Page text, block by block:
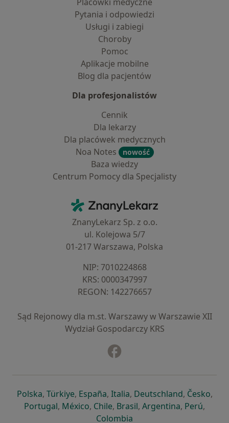
Pytania i odpowiedzi
Usługi i zabiegi
Choroby
Pomoc
Aplikacje mobilne
Blog dla pacjentów
Dla profesjonalistów
Cennik
Dla lekarzy
Dla placówek medycznych
Noa Notes
nowość
Baza wiedzy
Centrum Pomocy dla Specjalisty
ZnanyLekarz - Strona główna
ZnanyLekarz Sp. z o.o.
ul. Kolejowa 5/7
01-217 Warszawa, Polska
NIP: ⁠7010224868
KRS: ⁠0000347997
REGON: ⁠142276657
Sąd Rejonowy dla m.st. Warszawy w Warszawie XII
Wydział Gospodarczy KRS
Polskaotwiera się w nowej karcie
, Türkiyeotwiera się w nowej karcie
, Españaotwiera się w nowej karcie
, Italiaotwiera się w nowej
, Deutschlandotwiera się
, Česko,
Portugalotwiera się w nowej karcie
, Méxicootwiera się w nowej karcie
, Chileotwiera się w nowej karcie
, Brasilotwiera się w nowej
, Argentinaotwiera się
, Perú,
Colombia